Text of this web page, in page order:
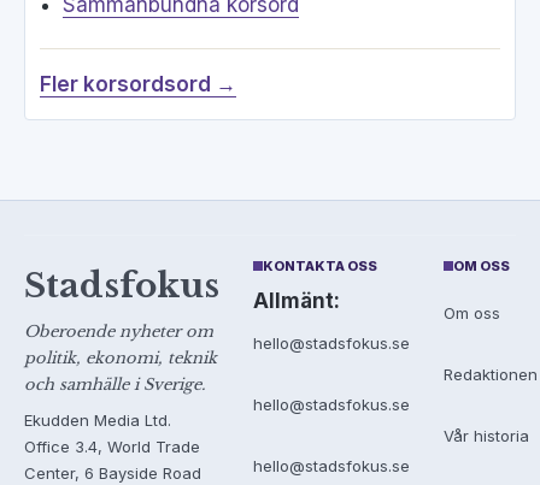
Fler korsordsord →
Stadsfokus
Oberoende nyheter om
politik, ekonomi, teknik
och samhälle i Sverige.
Ekudden Media Ltd.
Office 3.4, World Trade
Center, 6 Bayside Road
KONTAKTA OSS
Allmänt:
hello@stadsfokus.se
hello@stadsfokus.se
hello@stadsfokus.se
OM OSS
Om oss
Redaktionen
Vår historia